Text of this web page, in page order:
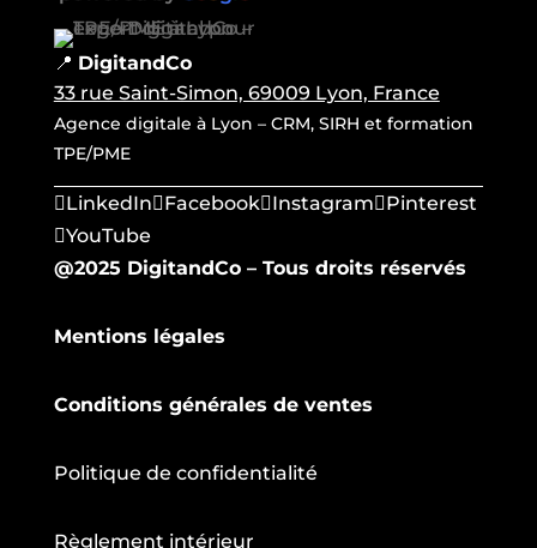
📍 DigitandCo
33 rue Saint-Simon, 69009 Lyon, France
Agence digitale à Lyon – CRM, SIRH et formation
TPE/PME
LinkedIn Facebook Instagram
Pinterest
YouTube
@2025 DigitandCo – Tous droits réservés
Mentions légales
Conditions générales de ventes
Politique de confidentialité
Règlement intérieur